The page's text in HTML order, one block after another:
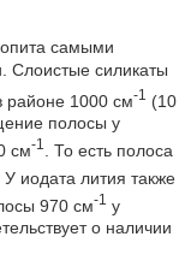
самыми
Слоистые силикаты
районе 1000 см-1
(10
полосы у
см-1
. То есть полоса
иодата лития также
970 см-1 у
о наличии